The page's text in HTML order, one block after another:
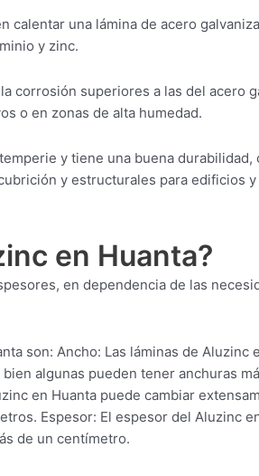
calentar una lámina de acero
y zinc.
corrosión superiores a las del acero
o en zonas de alta humedad.
y tiene una buena durabilidad,
y estructurales para edificios y
en Huanta?
en dependencia de las
son: Ancho: Las láminas de Aluzinc
algunas pueden tener anchuras
en Huanta puede cambiar
Espesor: El espesor del Aluzinc
de un centímetro.